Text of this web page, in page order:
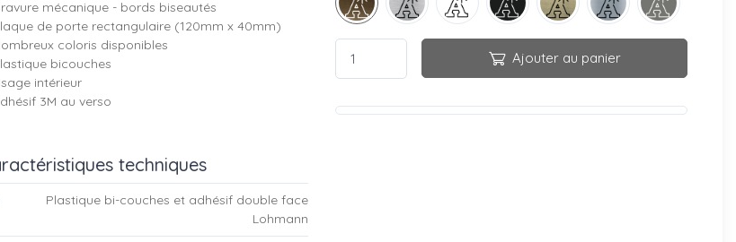
mécanique - bords biseautés
de porte rectangulaire (120mm x 40mm)
coloris disponibles
bicouches
intérieur
3M au verso
techniques
Plastique bi-couches et adhésif double face
Lohmann
Ajouter au panier